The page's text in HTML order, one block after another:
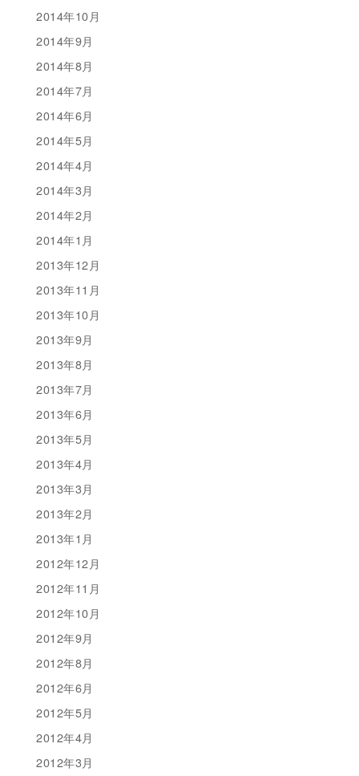
2014年10月
2014年9月
2014年8月
2014年7月
2014年6月
2014年5月
2014年4月
2014年3月
2014年2月
2014年1月
2013年12月
2013年11月
2013年10月
2013年9月
2013年8月
2013年7月
2013年6月
2013年5月
2013年4月
2013年3月
2013年2月
2013年1月
2012年12月
2012年11月
2012年10月
2012年9月
2012年8月
2012年6月
2012年5月
2012年4月
2012年3月